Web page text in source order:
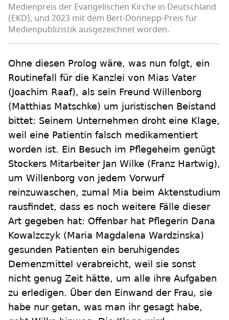
Medienpreis der Evangelischen Kirche in Deutschland
(EKD), und 2023 mit dem Bert-Donnepp-Preis für
Medienpublizistik ausgezeichnet worden.
Ohne diesen Prolog wäre, was nun folgt, ein
Routinefall für die Kanzlei von Mias Vater
(Joachim Raaf), als sein Freund Willenborg
(Matthias Matschke) um juristischen Beistand
bittet: Seinem Unternehmen droht eine Klage,
weil eine Patientin falsch medikamentiert
worden ist. Ein Besuch im Pflegeheim genügt
Stockers Mitarbeiter Jan Wilke (Franz Hartwig),
um Willenborg von jedem Vorwurf
reinzuwaschen, zumal Mia beim Aktenstudium
rausfindet, dass es noch weitere Fälle dieser
Art gegeben hat: Offenbar hat Pflegerin Dana
Kowalzczyk (Maria Magdalena Wardzinska)
gesunden Patienten ein beruhigendes
Demenzmittel verabreicht, weil sie sonst
nicht genug Zeit hätte, um alle ihre Aufgaben
zu erledigen. Über den Einwand der Frau, sie
habe nur getan, was man ihr gesagt habe,